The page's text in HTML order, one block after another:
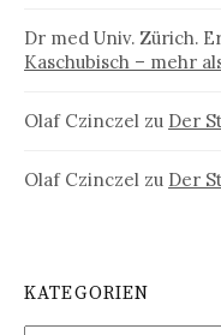
Dr med Univ. Zürich.
Kaschubisch – mehr
Olaf Czinczel zu Der
Olaf Czinczel zu Der
KATEGORIEN